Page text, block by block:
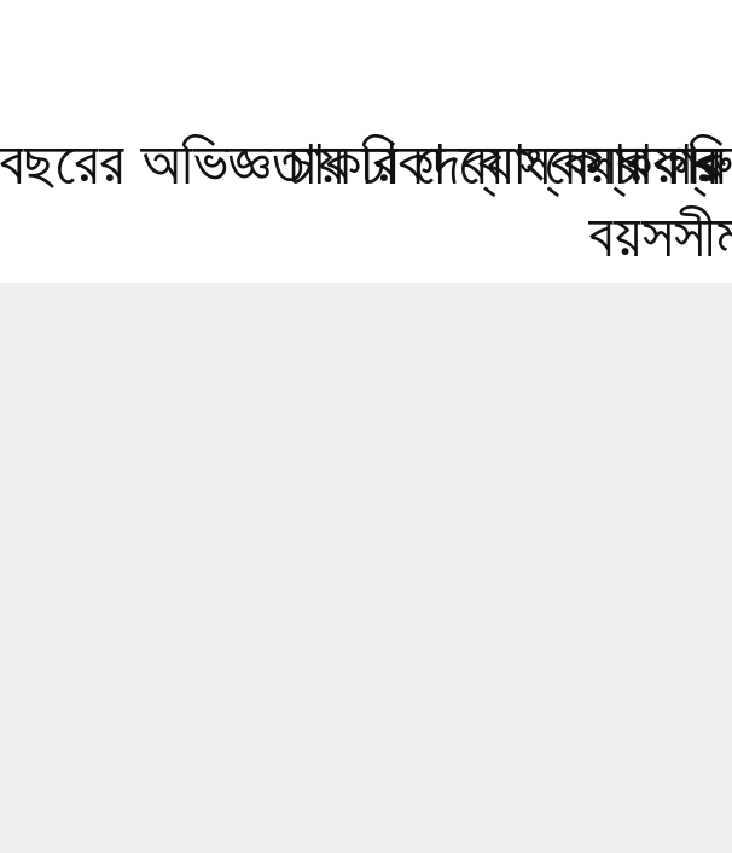
অভিজ্ঞতায় ঢাকা ব্যাংকে চাকরি
চাকরি দেবে স্কয়ার